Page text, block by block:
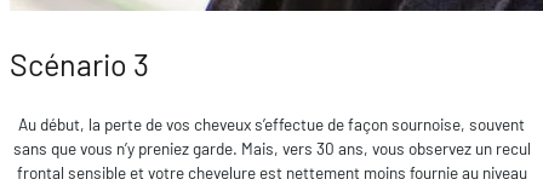
Scénario 3
Au début, la perte de vos cheveux s’effectue de façon sournoise, souvent
sans que vous n’y preniez garde. Mais, vers 30 ans, vous observez un recul
frontal sensible et votre chevelure est nettement moins fournie au niveau